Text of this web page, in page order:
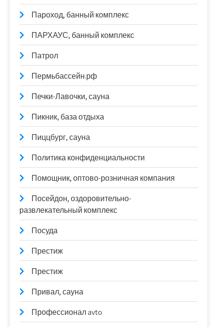
Пароход, банный комплекс
ПАРХАУС, банный комплекс
Патрол
Пермьбассейн.рф
Печки-Лавочки, сауна
Пикник, база отдыха
Пиццбург, сауна
Политика конфиденциальности
Помощник, оптово-розничная компания
Посейдон, оздоровительно-
развлекательный комплекс
Посуда
Престиж
Престиж
Привал, сауна
Профессионал avto